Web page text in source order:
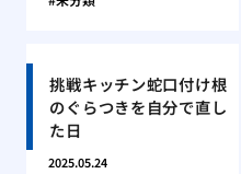
挑戦キッチン蛇口付け根
のぐらつきを自分で直し
た日
2025.05.24